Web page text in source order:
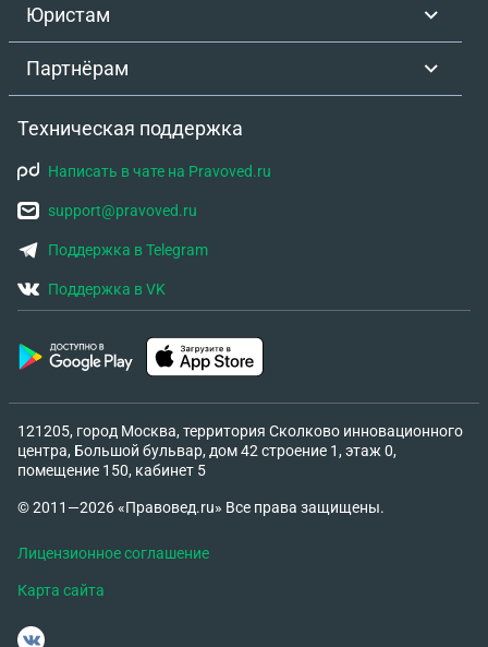
Юристам
Партнёрам
Техническая поддержка
Написать в чате на Pravoved.ru
support@pravoved.ru
Поддержка в Telegram
Поддержка в VK
121205, город Москва, территория Сколково инновационного
центра, Большой бульвар, дом 42 строение 1, этаж 0,
помещение 150, кабинет 5
© 2011—2026 «Правовед.ru» Все права защищены.
Лицензионное соглашение
Карта сайта